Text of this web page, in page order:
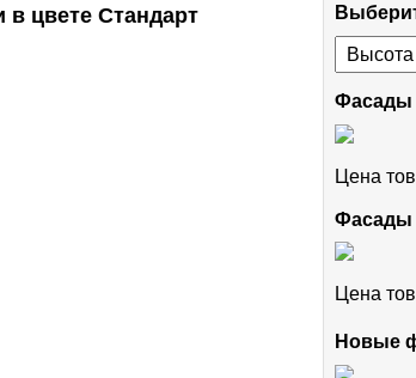
цвете Стандарт
Фасады
Цена
Фасады
Цена
Новые